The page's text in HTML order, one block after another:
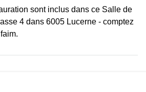
sont inclus dans ce Salle de
4 dans 6005 Lucerne - comptez